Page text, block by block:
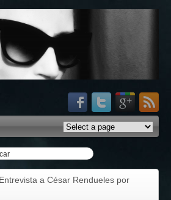
Entrevista a César Rendueles por